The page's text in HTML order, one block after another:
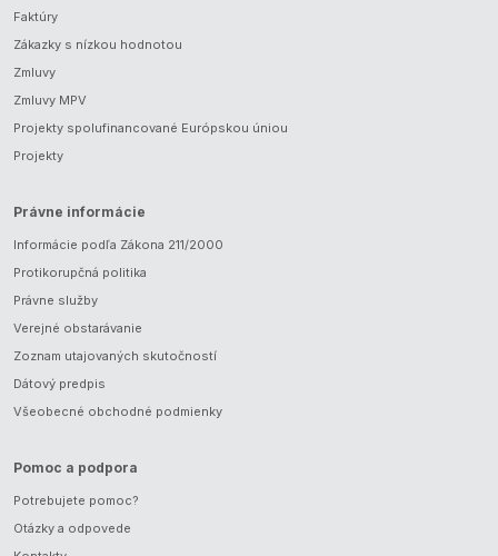
Faktúry
Zákazky s nízkou hodnotou
Zmluvy
Zmluvy MPV
Projekty spolufinancované Európskou úniou
Projekty
Právne informácie
Informácie podľa Zákona 211/2000
Protikorupčná politika
Právne služby
Verejné obstarávanie
Zoznam utajovaných skutočností
Dátový predpis
Všeobecné obchodné podmienky
Pomoc a podpora
Potrebujete pomoc?
Otázky a odpovede